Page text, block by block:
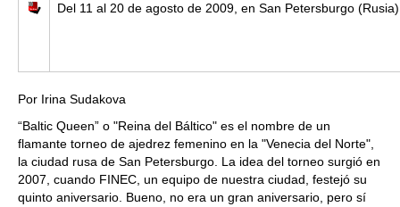
Del 11 al 20 de agosto de 2009, en San Petersburgo (Rusia)
Por Irina Sudakova
“Baltic Queen” o "Reina del Báltico" es el nombre de un
flamante torneo de ajedrez femenino en la "Venecia del Norte",
la ciudad rusa de San Petersburgo. La idea del torneo surgió en
2007, cuando FINEC, un equipo de nuestra ciudad, festejó su
quinto aniversario. Bueno, no era un gran aniversario, pero sí